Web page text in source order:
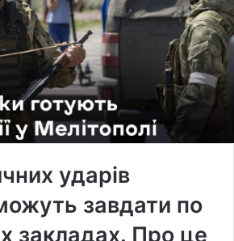
ударів
завдати по
закладах. Про це